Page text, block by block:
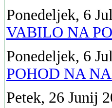
Ponedeljek, 6
VABILO NA
Ponedeljek, 6
POHOD NA
Petek, 26 Junij